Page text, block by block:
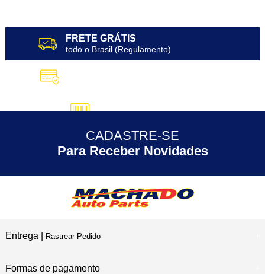
FRETE GRÁTIS
todo o Brasil (Regulamento)
5% DESCONTO no Pix
30 ANOS de Experiência
CADASTRE-SE
Para Receber Novidades
Entrega | Rastrear Pedido
Formas de pagamento